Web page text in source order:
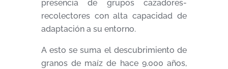
presencia de grupos cazadores-
recolectores con alta capacidad de
adaptación a su entorno.
A esto se suma el descubrimiento de
granos de maíz de hace 9.000 años,